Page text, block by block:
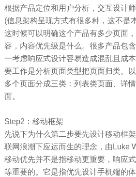
根据产品定位和用户分析，交互设计
(信息架构呈现方式有很多种，这不是
这时候可以明确这个产品有多少页面
容，内容优先级是什么。很多产品包
一考虑响应式设计容易造成混乱且成
要工作是分析页面类型把页面归类。
多个页面分成三类：列表类页面、详
面。
Step2：移动框架
先说下为什么第二步要先设计移动框
联网浪潮下应运而生的理念，由Luke
移动优先并不是指移动更重要，响应
等重要的。它是指优先设计手机端的